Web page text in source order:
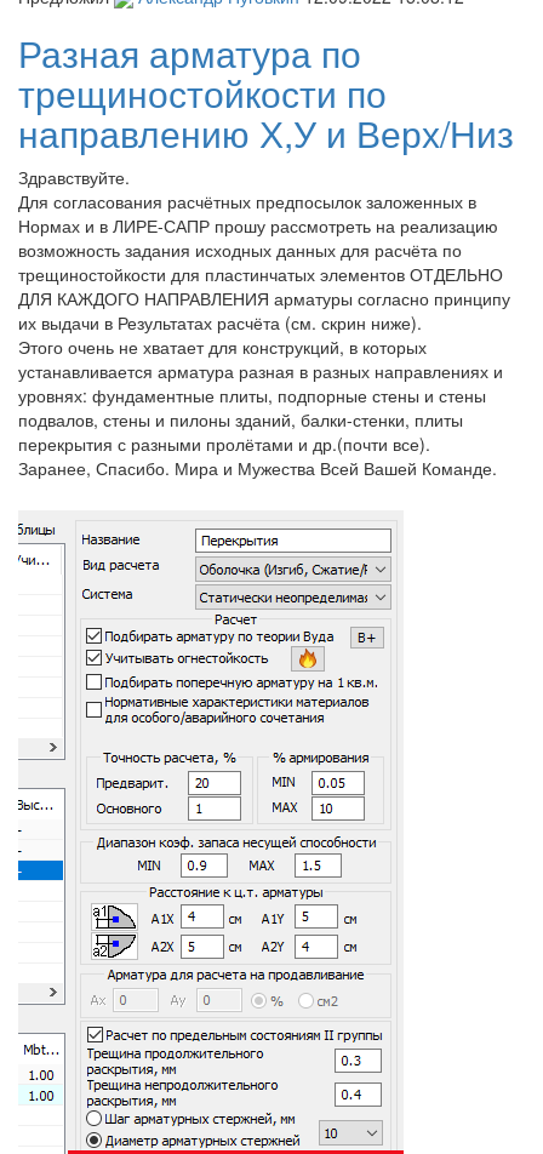
Разная арматура по
трещиностойкости по
направлению Х,У и Верх/Низ
Здравствуйте.
Для согласования расчётных предпосылок заложенных в
Нормах и в ЛИРЕ-САПР прошу рассмотреть на реализацию
возможность задания исходных данных для расчёта по
трещиностойкости для пластинчатых элементов ОТДЕЛЬНО
ДЛЯ КАЖДОГО НАПРАВЛЕНИЯ арматуры согласно принципу
их выдачи в Результатах расчёта (см. скрин ниже).
Этого очень не хватает для конструкций, в которых
устанавливается арматура разная в разных направлениях и
уровнях: фундаментные плиты, подпорные стены и стены
подвалов, стены и пилоны зданий, балки-стенки, плиты
перекрытия с разными пролётами и др.(почти все).
Заранее, Спасибо. Мира и Мужества Всей Вашей Команде.